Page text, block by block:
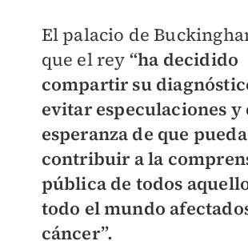
El palacio de
que el rey “ha decidido
compartir su
evitar especulaciones y
esperanza de que pueda
contribuir a la
pública de todos
todo el mundo
cáncer”.